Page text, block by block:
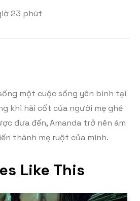
23 phút
một cuộc sống yên bình tại
khi hài cốt của người mẹ ghẻ
đưa đến, Amanda trở nên ám
thành mẹ ruột của mình.
Like This